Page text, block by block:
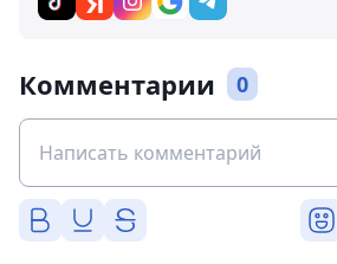
Комментарии 0